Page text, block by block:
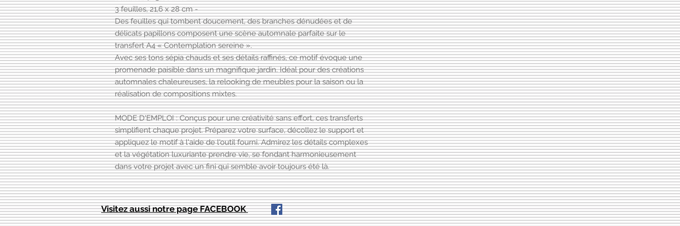
3 feuilles, 21,6 x 28 cm -
Des feuilles qui tombent doucement, des branches dénudées et de
délicats papillons composent une scène automnale parfaite sur le
transfert A4 « Contemplation sereine ».
Avec ses tons sépia chauds et ses détails raffinés, ce motif évoque une
promenade paisible dans un magnifique jardin. Idéal pour des créations
automnales chaleureuses, la relooking de meubles pour la saison ou la
réalisation de compositions mixtes.
MODE D'EMPLOI : Conçus pour une créativité sans effort, ces transferts
simplifient chaque projet. Préparez votre surface, décollez le support et
appliquez le motif à l'aide de l'outil fourni. Admirez les détails complexes
et la végétation luxuriante prendre vie, se fondant harmonieusement
dans votre projet avec un fini qui semble avoir toujours été là.
Visitez aussi notre page FACEBOOK